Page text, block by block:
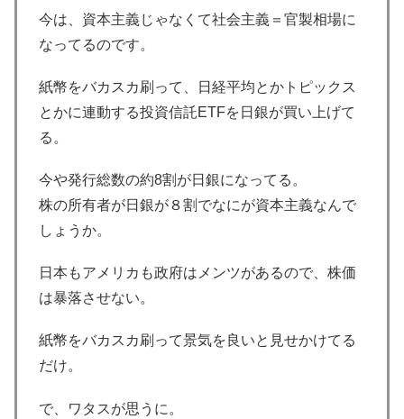
今は、資本主義じゃなくて社会主義＝官製相場に
なってるのです。
紙幣をバカスカ刷って、日経平均とかトピックス
とかに連動する投資信託ETFを日銀が買い上げて
る。
今や発行総数の約8割が日銀になってる。
株の所有者が日銀が８割でなにが資本主義なんで
しょうか。
日本もアメリカも政府はメンツがあるので、株価
は暴落させない。
紙幣をバカスカ刷って景気を良いと見せかけてる
だけ。
で、ワタスが思うに。